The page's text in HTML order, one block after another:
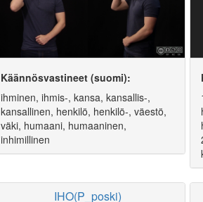
Käännösvastineet (suomi):
ihminen, ihmis-, kansa, kansallis-,
kansallinen, henkilö, henkilö-, väestö,
väki, humaani, humaaninen,
inhimillinen
IHO(P_poski)